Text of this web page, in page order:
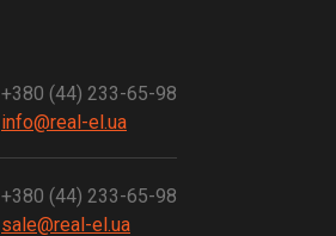
+380 (44) 233-65-98
info@real-el.ua
+380 (44) 233-65-98
sale@real-el.ua